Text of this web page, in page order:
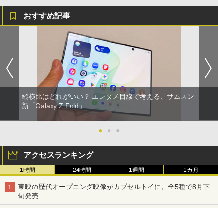
おすすめ記事
縦横比はどれがいい？ エンタメ目線で考える、サムスン
新「Galaxy Z Fold」
● ● ●
アクセスランキング
1時間 24時間 1週間 1カ月
東映の歴代オープニング映像がカプセルトイに。全5種で8月下
旬発売